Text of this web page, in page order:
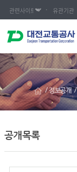
정보공개
공개목록